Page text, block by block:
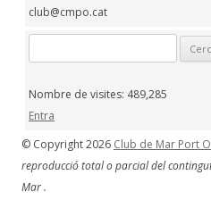
club@cmpo.cat
Nombre de visites: 489,285
Entra
© Copyright 2026 Club de Mar Port
reproducció total o parcial del
Mar .